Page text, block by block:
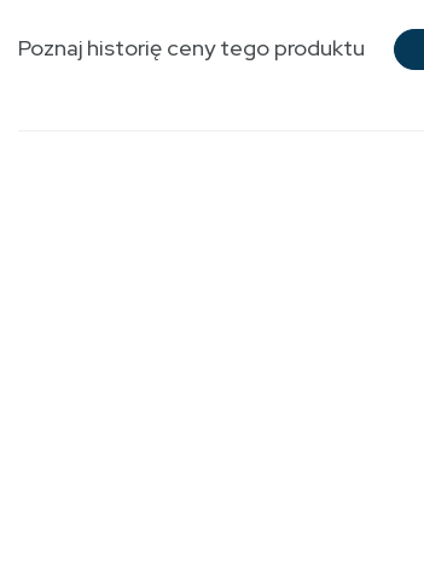
Poznaj historię ceny tego produktu